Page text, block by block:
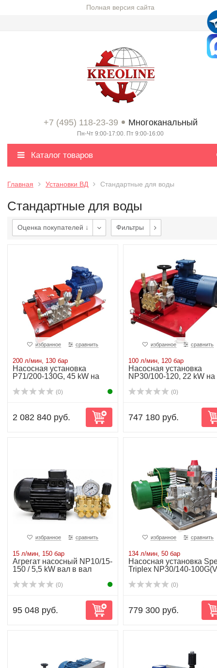
Полная версия сайта
+7 (495) 118-23-39 Многоканальный
Пн-Чт 9:00-17:00. Пт 9:00-16:00
Каталог товаров
Главная Установки ВД Стандартные для воды
Стандартные для воды
Оценка покупателей ↓ Фильтры
избранное сравнить
200 л/мин, 130 бар
Насосная установка
P71/200-130G, 45 kW на
(0)
2 082 840 руб.
избранное сравнить
100 л/мин, 120 бар
Насосная установка
NP30/100-120, 22 kW на
(0)
747 180 руб.
избранное сравнить
15 л/мин, 150 бар
Агрегат насосный NP10/15-
150 / 5,5 kW вал в вал
(0)
95 048 руб.
избранное сравнить
134 л/мин, 50 бар
Насосная установка
Triplex NP30/140-
(0)
779 300 руб.